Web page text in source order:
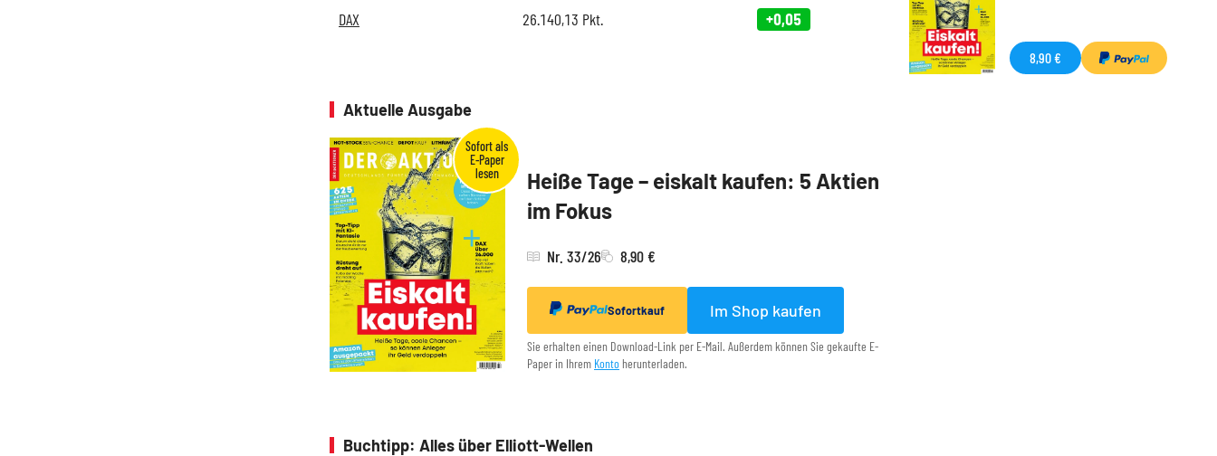
DAX 26.140,13 Pkt. +0,05
Aktuelle Ausgabe
Heiße Tage – eiskalt kaufen: 5 Aktien
im Fokus
Nr. 33/26 8,90 €
Sofortkauf Im Shop kaufen
Sie erhalten einen Download-Link per E-Mail. Außerdem können Sie gekaufte E-
Paper in Ihrem Konto herunterladen.
Buchtipp: Alles über Elliott-Wellen
8,90 €